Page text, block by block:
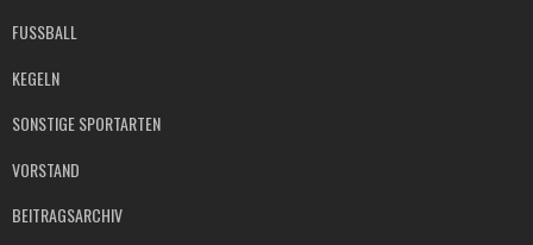
FUSSBALL
KEGELN
SONSTIGE SPORTARTEN
VORSTAND
BEITRAGSARCHIV